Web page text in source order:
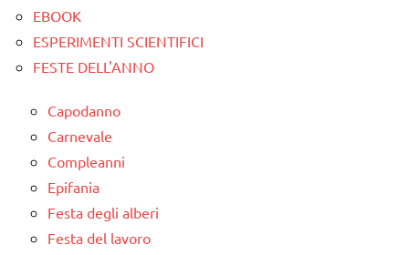
TUTTI GLI
ARTICOLI
EBOOK
ESPERIMENTI SCIENTIFICI
FESTE DELL'ANNO
Capodanno
Carnevale
Compleanni
Epifania
Festa degli alberi
Festa del lavoro